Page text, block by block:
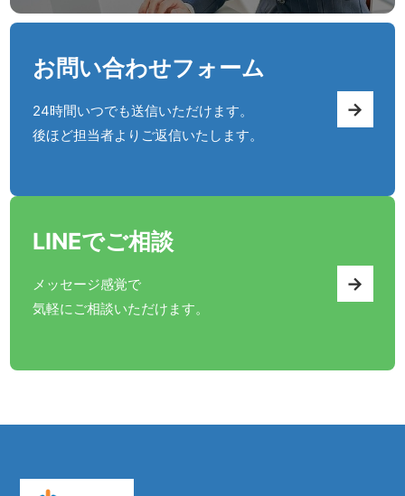
お問い合わせフォーム
24時間いつでも送信いただけます。
後ほど担当者よりご返信いたします。
→
LINEでご相談
メッセージ感覚で
気軽にご相談いただけます。
→